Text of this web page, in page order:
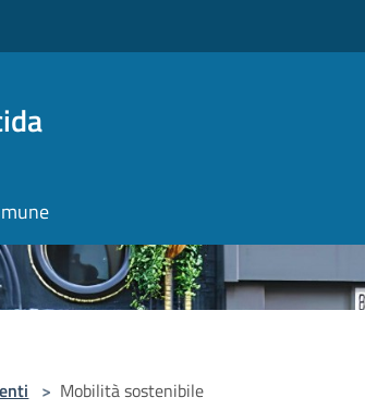
> Mobilità sostenibile